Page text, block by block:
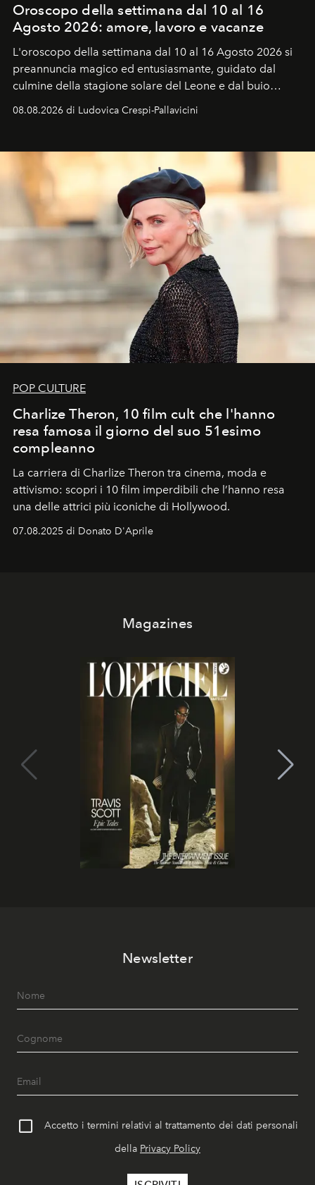
Oroscopo della settimana dal 10 al 16
Agosto 2026: amore, lavoro e vacanze
L'oroscopo della settimana dal 10 al 16 Agosto 2026 si
preannuncia magico ed entusiasmante, guidato dal
culmine della stagione solare del Leone e dal buio
ideale per la notte delle Perseidi.
08.08.2026 di Ludovica Crespi-Pallavicini
POP CULTURE
Charlize Theron, 10 film cult che l'hanno
resa famosa il giorno del suo 51esimo
compleanno
La carriera di Charlize Theron tra cinema, moda e
attivismo: scopri i 10 film imperdibili che l’hanno resa
una delle attrici più iconiche di Hollywood.
07.08.2025 di Donato D'Aprile
Magazines
Newsletter
Accetto i termini relativi al trattamento dei dati personali
della Privacy Policy